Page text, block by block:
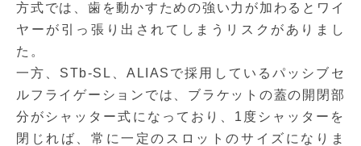
方式では、歯を動かすための強い力が加わるとワイ
ヤーが引っ張り出されてしまうリスクがありまし
た。
一方、STb-SL、ALIASで採用しているパッシブセ
ルフライゲーションでは、ブラケットの蓋の開閉部
分がシャッター式になっており、1度シャッターを
閉じれば、常に一定のスロットのサイズになりま